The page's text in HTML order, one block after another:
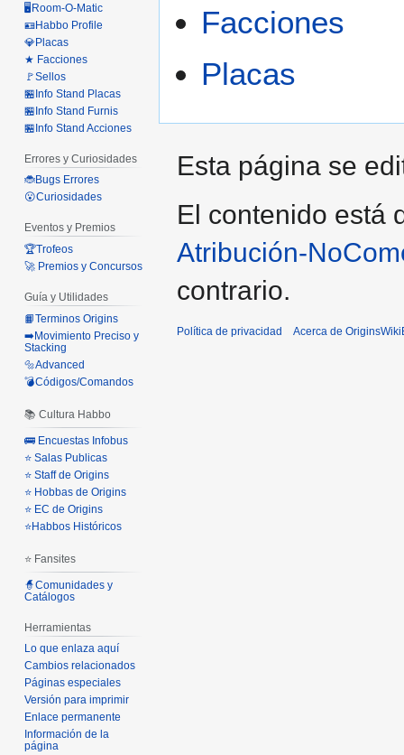
Facciones
Placas
🖥️Room-O-Matic
🪪Habbo Profile
💎Placas
★ Facciones
🚩Sellos
🏪Info Stand Placas
🏪Info Stand Furnis
🏪Info Stand Acciones
Errores y Curiosidades
🐞Bugs Errores
😮Curiosidades
Eventos y Premios
🏆Trofeos
🚀 Premios y Concursos
Guía y Utilidades
📙Terminos Origins
➡️Movimiento Preciso y
Stacking
🔩Advanced
💣Códigos/Comandos
📚 Cultura Habbo
🚌 Encuestas Infobus
⭐ Salas Publicas
⭐ Staff de Origins
⭐ Hobbas de Origins
⭐ EC de Origins
⭐Habbos Históricos
⭐ Fansites
🧙Comunidades y
Catálogos
Herramientas
Lo que enlaza aquí
Cambios relacionados
Páginas especiales
Versión para imprimir
Enlace permanente
Información de la
página
Esta página se
El contenido está
Atribución-
contrario.
Política de privacidad Acerca de